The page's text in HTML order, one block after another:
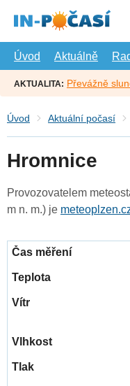
hlavní
Úvod
Aktuálně
AKTUALITA: Převážně
Úvod Aktuální počasí
Hromnice
Provozovatelem
m n. m.) je